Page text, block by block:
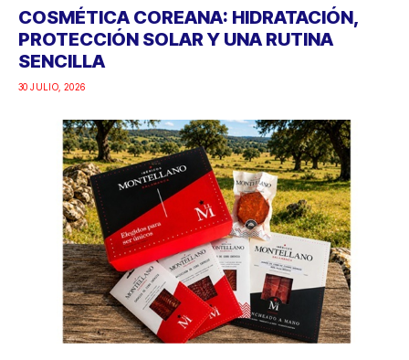
COSMÉTICA COREANA: HIDRATACIÓN,
PROTECCIÓN SOLAR Y UNA RUTINA
SENCILLA
30 JULIO, 2026